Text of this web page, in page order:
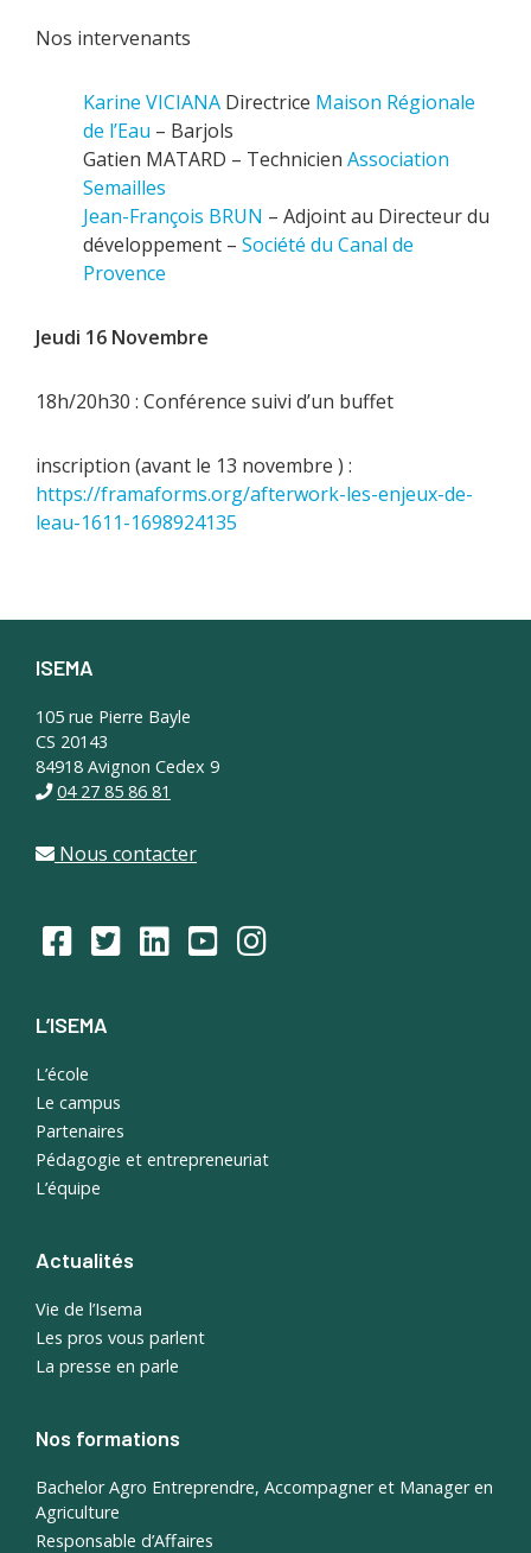
Nos intervenants
Karine VICIANA Directrice Maison Régionale
de l’Eau – Barjols
Gatien MATARD – Technicien Association
Semailles
Jean-François BRUN – Adjoint au Directeur du
développement – Société du Canal de
Provence
Jeudi 16 Novembre
18h/20h30 : Conférence suivi d’un buffet
inscription (avant le 13 novembre ) :
https://framaforms.org/afterwork-les-enjeux-de-
leau-1611-1698924135
Footer
ISEMA
105 rue Pierre Bayle
CS 20143
84918 Avignon Cedex 9
04 27 85 86 81
Nous contacter
L’ISEMA
L’école
Le campus
Partenaires
Pédagogie et entrepreneuriat
L’équipe
Actualités
Vie de l’Isema
Les pros vous parlent
La presse en parle
Nos formations
Bachelor Agro Entreprendre, Accompagner et Manager en
Agriculture
Responsable d’Affaires